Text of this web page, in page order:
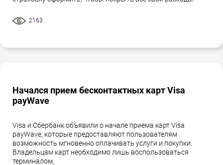
2163
Начался прием бесконтактных карт Visa
payWave
Visa и Сбербанк объявили о начале приема карт Visa
payWave, которые предоставляют пользователям
возможность мгновенно оплачивать услуги и покупки.
Владельцам карт необходимо лишь воспользоваться
терминалом,